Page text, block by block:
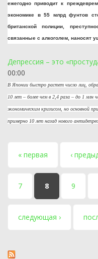
ежегодно приводит к
экономике в 55 млрд фунтов
британской полиции,
связанные с алкоголем, наносят
Депрессия – это
00:00
В Японии быстро растет число лиц,
10 лет – более чем в 2,4 раза – до 1
экономическим кризисом, но основной
примерно 10 лет назад нового
« первая ‹
7 8 9
следующая ›